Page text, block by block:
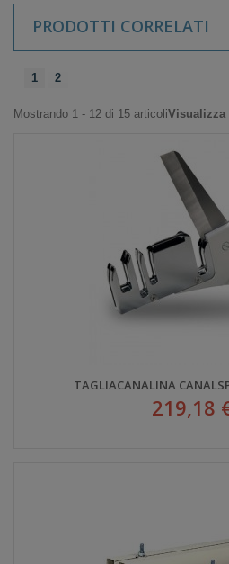
PRODOTTI CORRELATI
1 2
Mostrando 1 - 12 di 15 articoliVisualizza
TAGLIACANALINA
219,18